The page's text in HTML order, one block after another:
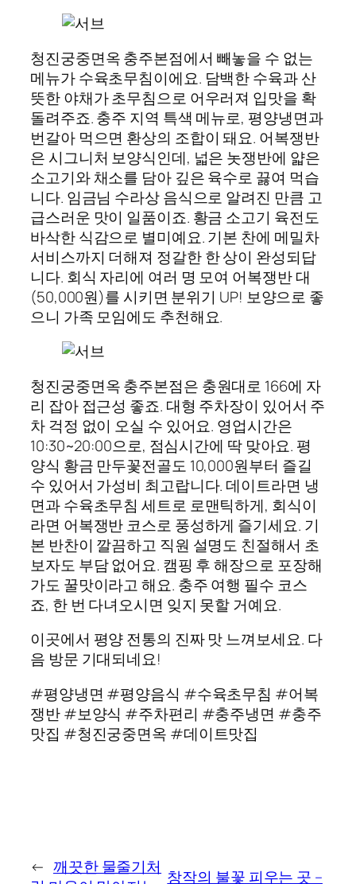
청진궁중면옥 충주본점에서 빼놓을 수 없는
메뉴가 수육초무침이에요. 담백한 수육과 산
뜻한 야채가 초무침으로 어우러져 입맛을 확
돌려주죠. 충주 지역 특색 메뉴로, 평양냉면과
번갈아 먹으면 환상의 조합이 돼요. 어복쟁반
은 시그니처 보양식인데, 넓은 놋쟁반에 얇은
소고기와 채소를 담아 깊은 육수로 끓여 먹습
니다. 임금님 수라상 음식으로 알려진 만큼 고
급스러운 맛이 일품이죠. 황금 소고기 육전도
바삭한 식감으로 별미예요. 기본 찬에 메밀차
서비스까지 더해져 정갈한 한 상이 완성되답
니다. 회식 자리에 여러 명 모여 어복쟁반 대
(50,000원)를 시키면 분위기 UP! 보양으로 좋
으니 가족 모임에도 추천해요.
청진궁중면옥 충주본점은 충원대로 166에 자
리 잡아 접근성 좋죠. 대형 주차장이 있어서 주
차 걱정 없이 오실 수 있어요. 영업시간은
10:30~20:00으로, 점심시간에 딱 맞아요. 평
양식 황금 만두꽃전골도 10,000원부터 즐길
수 있어서 가성비 최고랍니다. 데이트라면 냉
면과 수육초무침 세트로 로맨틱하게, 회식이
라면 어복쟁반 코스로 풍성하게 즐기세요. 기
본 반찬이 깔끔하고 직원 설명도 친절해서 초
보자도 부담 없어요. 캠핑 후 해장으로 포장해
가도 꿀맛이라고 해요. 충주 여행 필수 코스
죠, 한 번 다녀오시면 잊지 못할 거예요.
이곳에서 평양 전통의 진짜 맛 느껴보세요. 다
음 방문 기대되네요!
#평양냉면 #평양음식 #수육초무침 #어복
쟁반 #보양식 #주차편리 #충주냉면 #충주
맛집 #청진궁중면옥 #데이트맛집
← 깨끗한 물줄기처 창작의 불꽃 피우는 곳 –